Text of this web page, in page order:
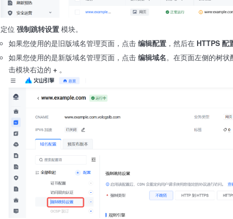
定位 强制跳转设置 模块。
如果您使用的是旧版域名管理页面，点击 编辑配置 ，然后在 HTTPS 配
如果您使用的是新版域名管理页面，点击 编辑域名。在页面左侧的树
击模块右边的 + 。